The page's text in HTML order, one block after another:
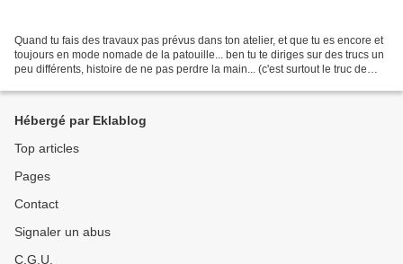
Quand tu fais des travaux pas prévus dans ton atelier, et que tu es encore et
toujours en mode nomade de la patouille... ben tu te diriges sur des trucs un
peu différents, histoire de ne pas perdre la main... (c'est surtout le truc de
Hébergé par Eklablog
Top articles
Pages
Contact
Signaler un abus
C.G.U.